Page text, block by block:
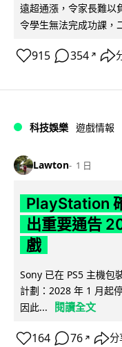
遠超通漲，令家長難以
令學生無法完成功課，
915 354 ↗
科技娛樂 遊戲情報
Lawton 1 日
PlayStation
出重要通告
戲
Sony 已在 PS5 主機包
計劃：2028 年 1 月起
因此...
閱讀全文
164 76 ↗ 分